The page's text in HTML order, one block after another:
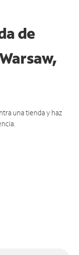
de
una tienda y haz